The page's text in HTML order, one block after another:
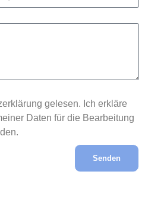
gelesen. Ich erkläre
Daten für die Bearbeitung
Senden